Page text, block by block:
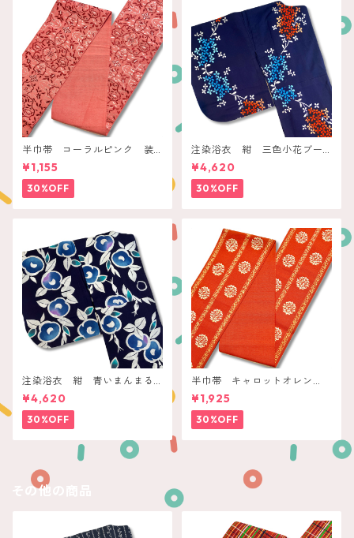
半巾帯 コーラルピンク 装
飾ボタニカル
¥1,155
30%OFF
注染浴衣 紺 三色小花ブー
ケ
¥4,620
30%OFF
注染浴衣 紺 青いまんまる
椿
¥4,620
30%OFF
半巾帯 キャロットオレン
ジ 花丸と唐草ライン
¥1,925
30%OFF
その他の商品